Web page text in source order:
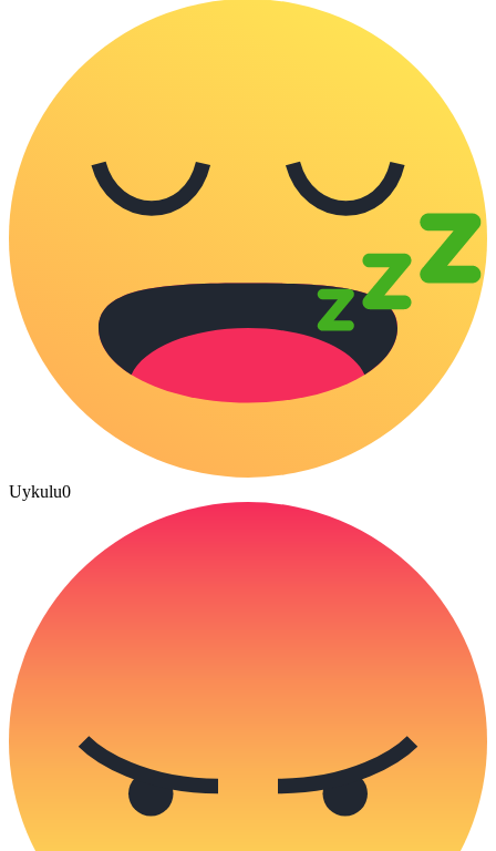
Uykulu0